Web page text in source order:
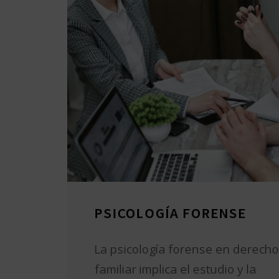
PSICOLOGÍA FORENSE
La psicología forense en derecho
familiar implica el estudio y la